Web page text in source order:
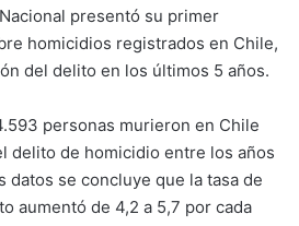
presentó su primer
homicidios registrados en Chile,
del delito en los últimos 5 años.
personas murieron en Chile
delito de homicidio entre los años
datos se concluye que la tasa de
aumentó de 4,2 a 5,7 por cada